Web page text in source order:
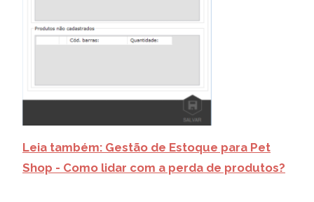
Leia também: Gestão de Estoque para Pet
Shop - Como lidar com a perda de produtos?